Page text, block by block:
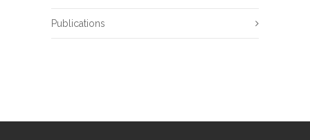
Publications